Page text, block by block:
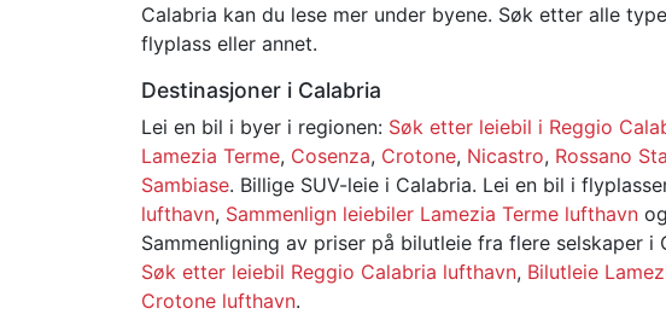
Calabria kan du lese mer under byene. Søk etter alle
flyplass eller annet.
Destinasjoner i Calabria
Lei en bil i byer i regionen: Søk etter leiebil i Reggio
Lamezia Terme, Cosenza, Crotone, Nicastro, Rossano
Sambiase. Billige SUV-leie i Calabria. Lei en bil i
lufthavn, Sammenlign leiebiler Lamezia Terme lufthavn og
Sammenligning av priser på bilutleie fra flere selskaper
Søk etter leiebil Reggio Calabria lufthavn, Bilutleie
Crotone lufthavn.